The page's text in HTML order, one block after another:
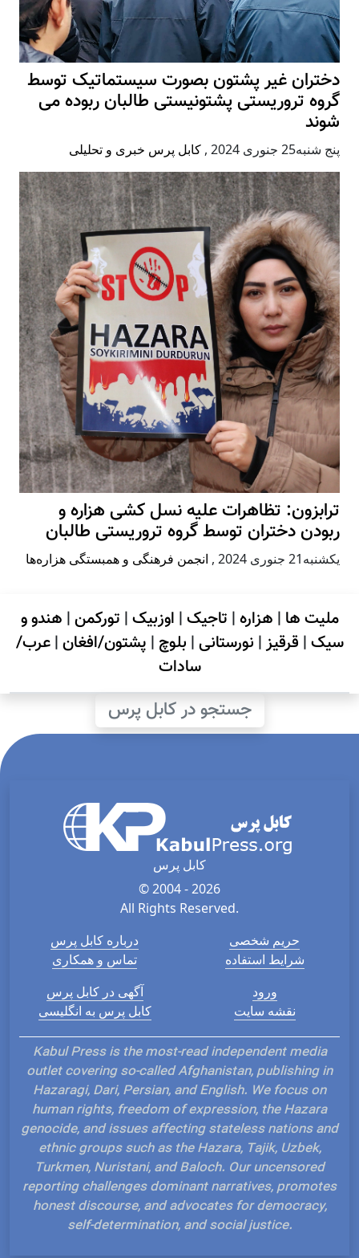
دختران غیر پشتون بصورت سیستماتیک توسط
گروه تروریستی پشتونیستی طالبان ربوده می
شوند
پنج شنبه25 جنوری 2024 , کابل پرس خبری و تحلیلی
ترابزون: تظاهرات علیه نسل کشی هزاره و
ربودن دختران توسط گروه تروریستی طالبان
يكشنبه21 جنوری 2024 , انجمن فرهنگی و همبستگی هزاره‌ها
ملیت ها | هزاره| تاجیک| اوزبیک| تورکمن| هندو و
سیک| قرقیز| نورستانی| بلوچ | پشتون/افغان|عرب/
سادات
جستجو در کابل پرس
کابل پرس
© 2004 - 2026
All Rights Reserved.
درباره کابل پرس
تماس و همکاری
حریم شخصی
شرایط استفاده
آگهی در کابل پرس
کابل پرس به انگلیسی
ورود
نقشه سایت
Kabul Press is the most-read independent media
outlet covering so-called Afghanistan, publishing in
Hazaragi, Dari, Persian, and English. We focus on
human rights, freedom of expression, the Hazara
genocide, and issues affecting stateless nations and
ethnic groups such as the Hazara, Tajik, Uzbek,
Turkmen, Nuristani, and Baloch. Our uncensored
reporting challenges dominant narratives, promotes
honest discourse, and advocates for democracy,
self-determination, and social justice.